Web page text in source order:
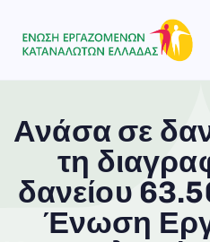
Ανάσα σε
τη
δανείου
Ένωση